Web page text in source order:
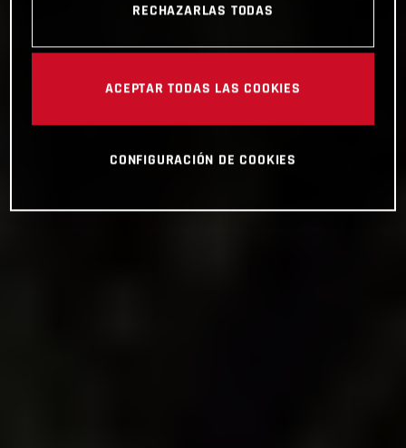
RECHAZARLAS TODAS
ACEPTAR TODAS LAS COOKIES
CONFIGURACIÓN DE COOKIES